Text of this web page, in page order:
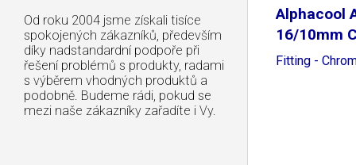
Od roku 2004 jsme získali tisíce
spokojených zákazníků, především
díky nadstandardní podpoře při
řešení problémů s produkty, radami
s výběrem vhodných produktů a
podobně. Budeme rádi, pokud se
mezi naše zákazníky zařadíte i Vy.
Alphacool
16/10mm
Fitting -